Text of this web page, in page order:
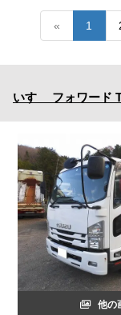
« 1
いすゞ フォワード
他の